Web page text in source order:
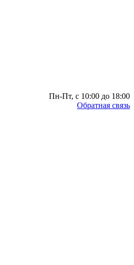
Пн-Пт, с 10:00 до 18:00
Обратная связь